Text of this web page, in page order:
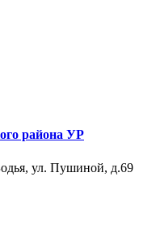
района УР
ул. Пушиной, д.69